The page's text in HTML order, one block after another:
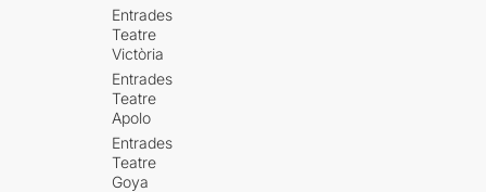
Entrades
Teatre
Victòria
Entrades
Teatre
Apolo
Entrades
Teatre
Goya